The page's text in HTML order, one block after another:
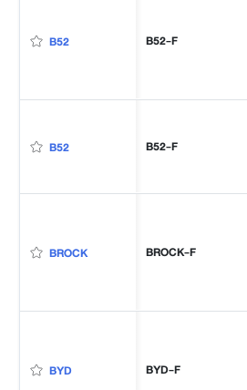
B52 B52-F
B52 B52-F
BROCK BROCK-F
BYD BYD-F